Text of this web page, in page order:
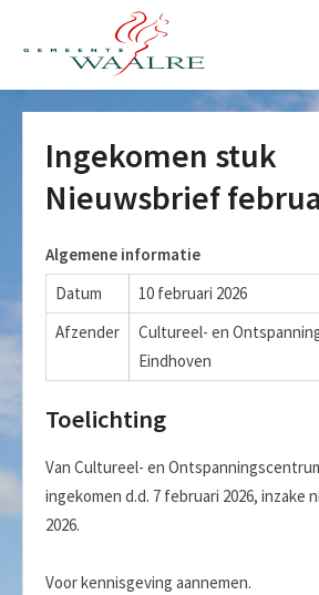
Ingekomen stuk
Nieuwsbrief
Algemene informatie
Datum
10 februari 2026
Afzender
Cultureel- en
Eindhoven
Toelichting
Van Cultureel- en
ingekomen d.d. 7 februari 2026, inzake
2026.
Voor kennisgeving aannemen.